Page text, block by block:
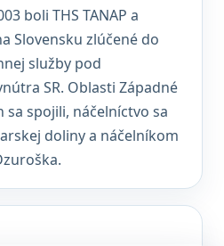
boli THS TANAP a
Slovensku zlúčené do
služby pod
SR. Oblasti Západné
sa spojili, náčelníctvo sa
doliny a náčelníkom